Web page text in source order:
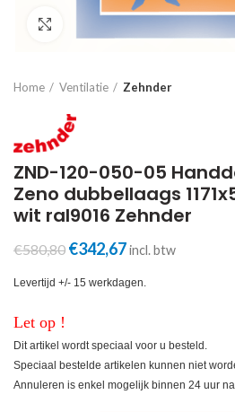
Home Ventilatie Zehnder
ZND-120-050-05
Zeno dubbellaags
wit ral9016 Zehnder
€580,80 Oorspronkelijke
was:
€342,67Huidige
is:
incl. btw
Levertijd +/- 15 werkdagen.
Let op !
Dit artikel wordt speciaal voor u besteld.
Speciaal bestelde artikelen kunnen niet
Annuleren is enkel mogelijk binnen 24 uur